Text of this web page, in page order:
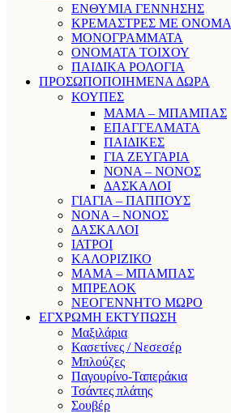
ΕΝΘΥΜΙΑ ΓΕΝΝΗΣΗΣ
ΚΡΕΜΑΣΤΡΕΣ ΜΕ ΟΝΟΜΑ
ΜΟΝΟΓΡΑΜΜΑΤΑ
ΟΝΟΜΑΤΑ ΤΟΙΧΟΥ
ΠΑΙΔΙΚΑ ΡΟΛΟΓΙΑ
ΠΡΟΣΩΠΟΠΟΙΗΜΕΝΑ ΔΩΡΑ
ΚΟΥΠΕΣ
ΜΑΜΑ – ΜΠΑΜΠΑΣ
ΕΠΑΓΓΕΛΜΑΤΑ
ΠΑΙΔΙΚΕΣ
ΓΙΑ ΖΕΥΓΑΡΙΑ
ΝΟΝΑ – ΝΟΝΟΣ
ΔΑΣΚΑΛΟΙ
ΓΙΑΓΙΑ – ΠΑΠΠΟΥΣ
ΝΟΝΑ – ΝΟΝΟΣ
ΔΑΣΚΑΛΟΙ
ΙΑΤΡΟΙ
ΚΑΛΟΡΙΖΙΚΟ
ΜΑΜΑ – ΜΠΑΜΠΑΣ
ΜΠΡΕΛΟΚ
ΝΕΟΓΕΝΝΗΤΟ ΜΩΡΟ
ΕΓΧΡΩΜΗ ΕΚΤΥΠΩΣΗ
Μαξιλάρια
Κασετίνες / Νεσεσέρ
Μπλούζες
Παγουρίνο-Ταπεράκια
Τσάντες πλάτης
Σουβέρ